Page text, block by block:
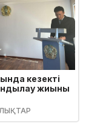
кезекті
жиыны